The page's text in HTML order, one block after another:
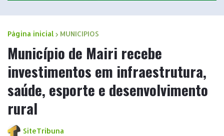
Página inicial MUNICIPIOS
Município de Mairi recebe
investimentos em infraestrutura,
saúde, esporte e desenvolvimento
rural
SiteTribuna